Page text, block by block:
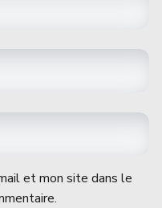
et mon site dans le